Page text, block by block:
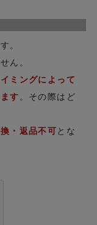
。
ん。
ミングによって
す 。その際はど
・返品不可とな